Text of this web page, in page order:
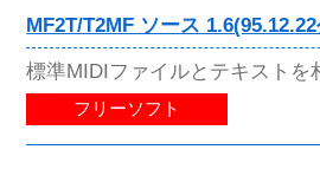
MF2T/T2MF ソース
標準MIDIファイルとテキストを
フリーソフト